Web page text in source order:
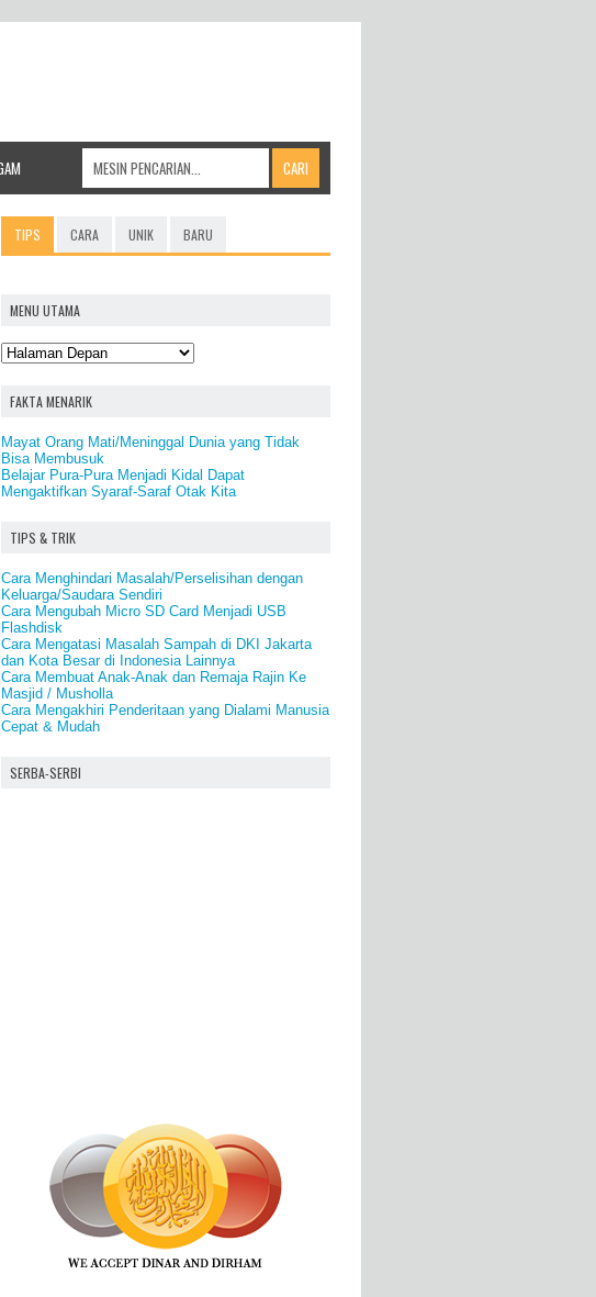
TIPS CARA UNIK BARU
MENU UTAMA
FAKTA MENARIK
Mayat Orang Mati/Meninggal Dunia yang Tidak
Bisa Membusuk
Belajar Pura-Pura Menjadi Kidal Dapat
Mengaktifkan Syaraf-Saraf Otak Kita
TIPS & TRIK
Cara Menghindari Masalah/Perselisihan dengan
Keluarga/Saudara Sendiri
Cara Mengubah Micro SD Card Menjadi USB
Flashdisk
Cara Mengatasi Masalah Sampah di DKI Jakarta
dan Kota Besar di Indonesia Lainnya
Cara Membuat Anak-Anak dan Remaja Rajin Ke
Masjid / Musholla
Cara Mengakhiri Penderitaan yang Dialami Manusia
Cepat & Mudah
SERBA-SERBI